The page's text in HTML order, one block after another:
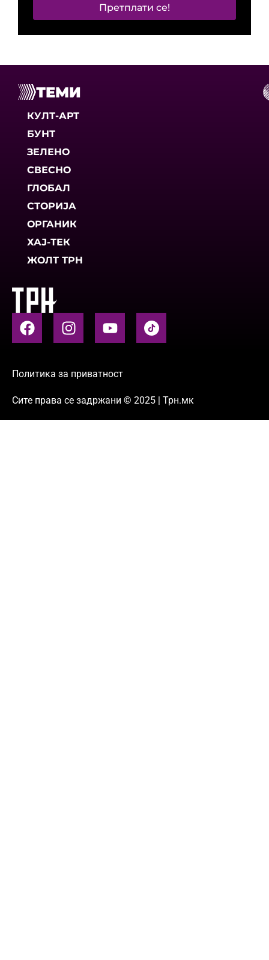
Претплати се!
ТЕМИ
КУЛТ-АРТ
БУНТ
ЗЕЛЕНО
СВЕСНО
ГЛОБАЛ
СТОРИЈА
ОРГАНИК
ХАЈ-ТЕК
ЖОЛТ ТРН
Политика за приватност
Сите права се задржани © 2025 | Трн.мк